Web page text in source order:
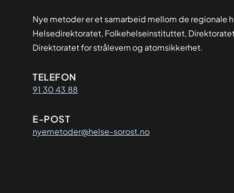
Nye metoder er et samarbeid mellom de regionale
Helsedirektoratet, Folkehelseinstituttet,
Direktoratet for strålevern og atomsikkerhet.
Kontaktinformasjon
TELEFON
91 30 43 88
E-POST
nyemetoder@helse-sorost.no